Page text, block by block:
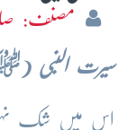
مصنف:
سیرت النبی (
اس میں شک